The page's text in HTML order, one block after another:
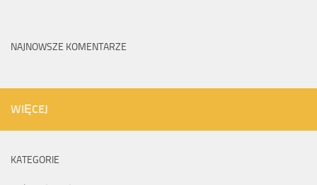
NAJNOWSZE KOMENTARZE
WIĘCEJ
KATEGORIE